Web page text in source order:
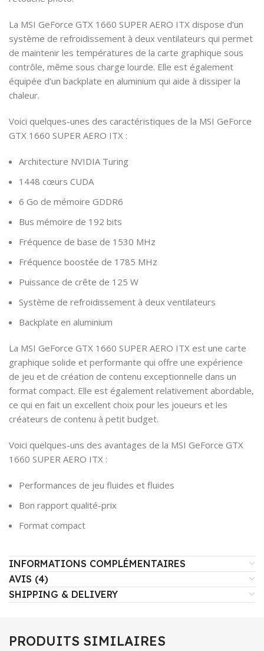
La MSI GeForce GTX 1660 SUPER AERO ITX dispose d’un
système de refroidissement à deux ventilateurs qui permet
de maintenir les températures de la carte graphique sous
contrôle, même sous charge lourde. Elle est également
équipée d’un backplate en aluminium qui aide à dissiper la
chaleur.
Voici quelques-unes des caractéristiques de la MSI GeForce
GTX 1660 SUPER AERO ITX :
Architecture NVIDIA Turing
1448 cœurs CUDA
6 Go de mémoire GDDR6
Bus mémoire de 192 bits
Fréquence de base de 1530 MHz
Fréquence boostée de 1785 MHz
Puissance de crête de 125 W
Système de refroidissement à deux ventilateurs
Backplate en aluminium
La MSI GeForce GTX 1660 SUPER AERO ITX est une carte
graphique solide et performante qui offre une expérience
de jeu et de création de contenu exceptionnelle dans un
format compact. Elle est également relativement abordable,
ce qui en fait un excellent choix pour les joueurs et les
créateurs de contenu à petit budget.
Voici quelques-uns des avantages de la MSI GeForce GTX
1660 SUPER AERO ITX :
Performances de jeu fluides et fluides
Bon rapport qualité-prix
Format compact
INFORMATIONS COMPLÉMENTAIRES
AVIS (4)
SHIPPING & DELIVERY
PRODUITS SIMILAIRES